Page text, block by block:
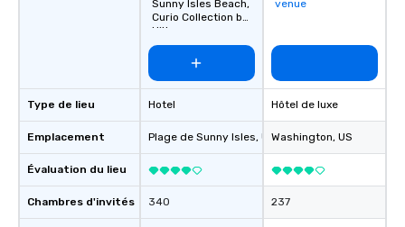
Type de lieu
Emplacement
Évaluation du lieu
Chambres d'invités
Sunny Isles Beach,
Curio Collection by
Hilton
Hotel
Plage de Sunny Isles, US
340
venue
Hôtel de luxe
Washington, US
237